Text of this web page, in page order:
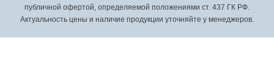
публичной офертой, определяемой положениями ст. 437 ГК РФ.
Актуальность цены и наличие продукции уточняйте у менеджеров.